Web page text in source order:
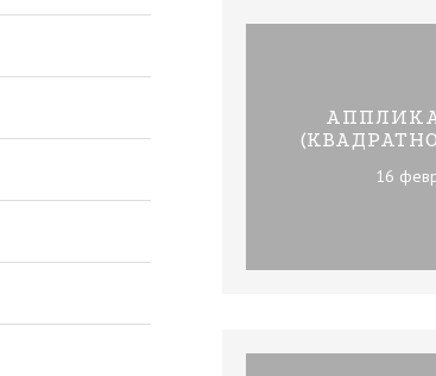
16